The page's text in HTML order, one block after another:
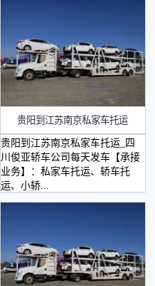
贵阳到江苏南京私家车托运
贵阳到江苏南京私家车托运_四
川俊亚轿车公司每天发车【承接
业务】：私家车托运、轿车托
运、小轿...